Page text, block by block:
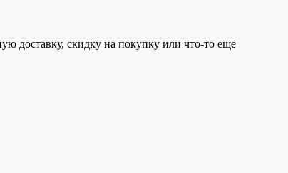
доставку, скидку на покупку или что-то еще